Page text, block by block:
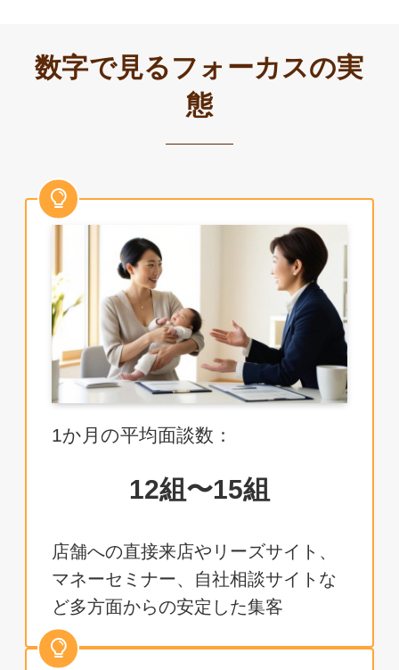
数字で見るフォーカスの実
態
1か月の平均面談数：
12組〜15組
店舗への直接来店やリーズサイト、
マネーセミナー、自社相談サイトな
ど多方面からの安定した集客